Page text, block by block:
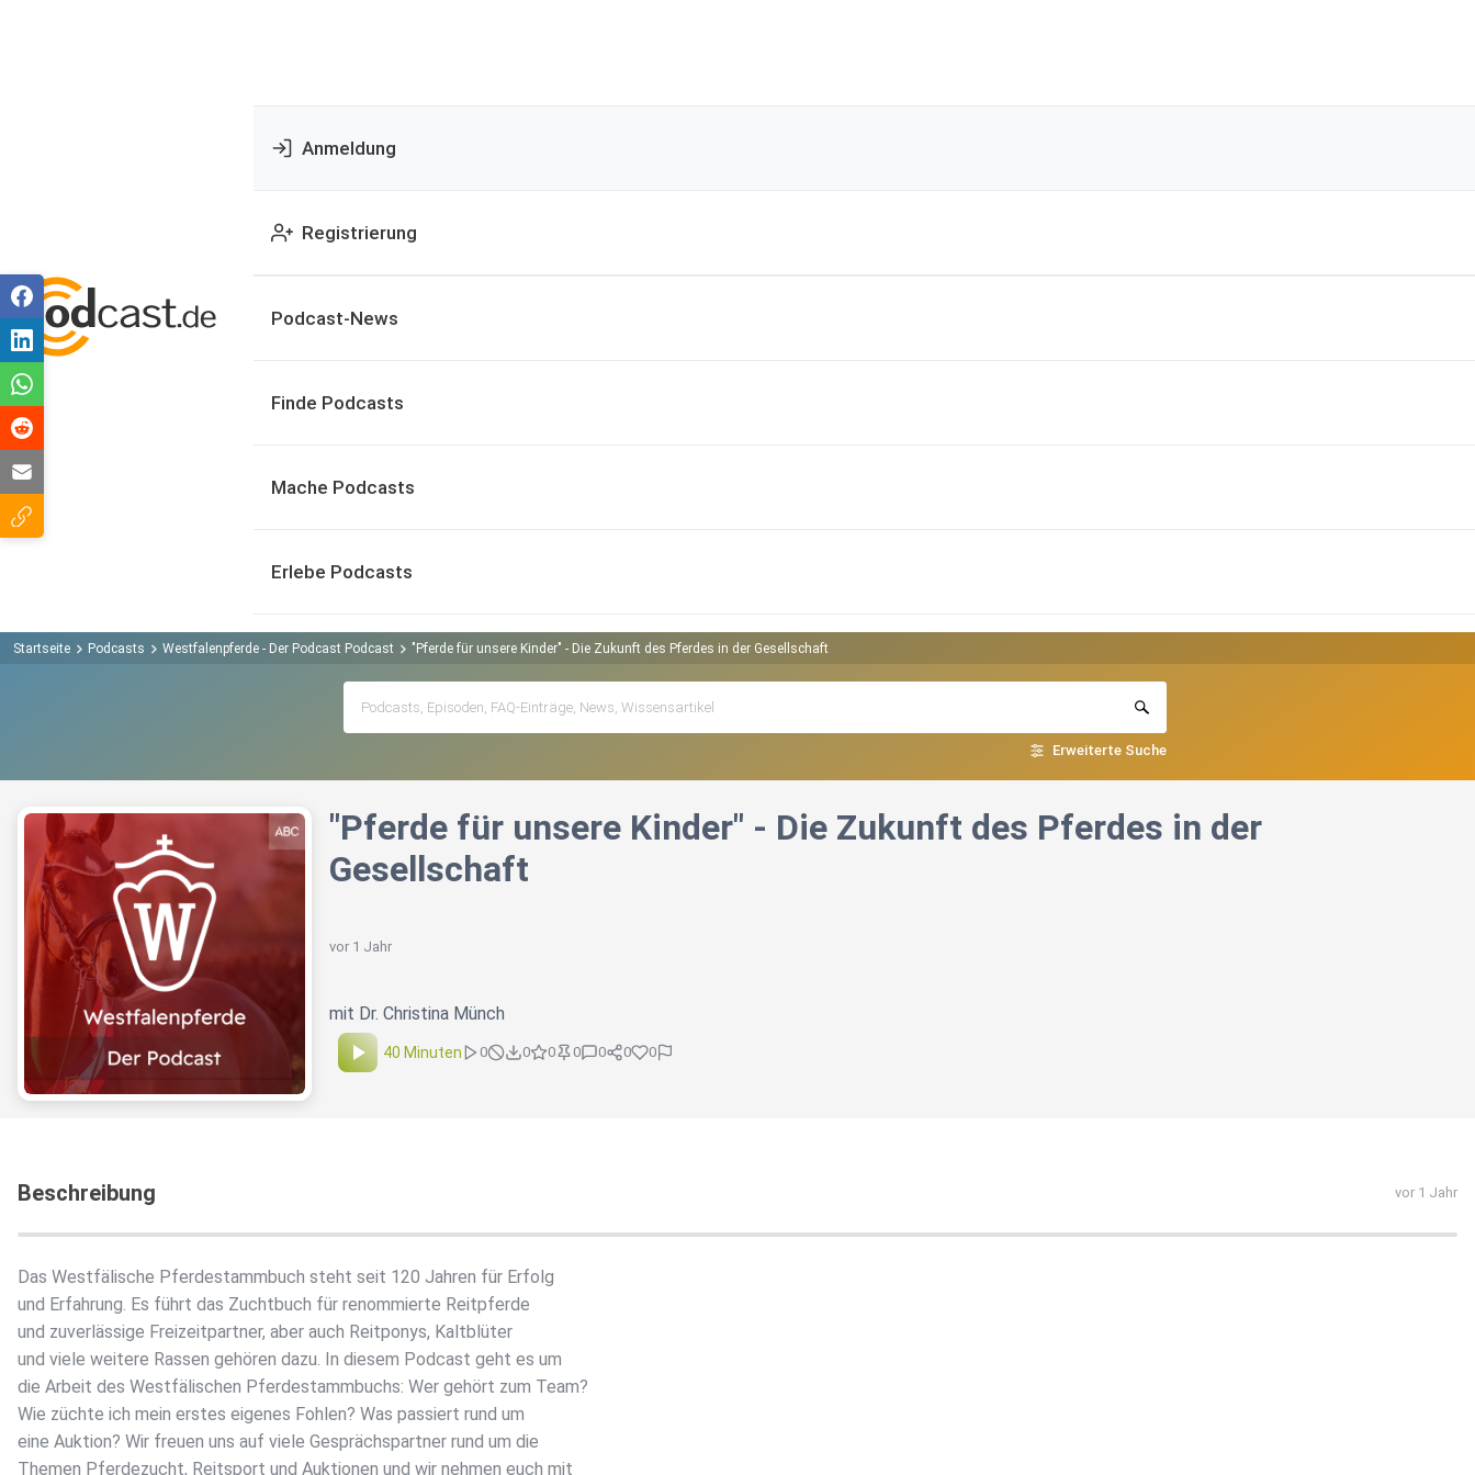
Anmeldung
Registrierung
Podcast-News
Finde Podcasts
Mache Podcasts
Erlebe Podcasts
Startseite Podcasts Westfalenpferde - Der Podcast Podcast "Pferde für unsere Kinder" - Die Zukunft des Pferdes in der Gesellschaft
Erweiterte Suche
"Pferde für unsere Kinder" - Die Zukunft des Pferdes in der
Gesellschaft
vor 1 Jahr
mit Dr. Christina Münch
40 Minuten 0 0 0 0 0 0 0
Beschreibung vor 1 Jahr
Das Westfälische Pferdestammbuch steht seit 120 Jahren für Erfolg
und Erfahrung. Es führt das Zuchtbuch für renommierte Reitpferde
und zuverlässige Freizeitpartner, aber auch Reitponys, Kaltblüter
und viele weitere Rassen gehören dazu. In diesem Podcast geht es um
die Arbeit des Westfälischen Pferdestammbuchs: Wer gehört zum Team?
Wie züchte ich mein erstes eigenes Fohlen? Was passiert rund um
eine Auktion? Wir freuen uns auf viele Gesprächspartner rund um die
Themen Pferdezucht, Reitsport und Auktionen und wir nehmen euch mit